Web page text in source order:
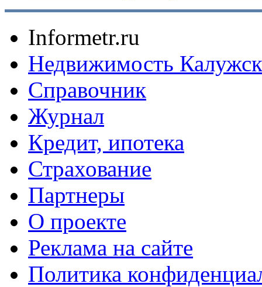
Informetr.ru
Недвижимость
Справочник
Журнал
Кредит, ипотека
Страхование
Партнеры
O проекте
Реклама на сайте
Политика